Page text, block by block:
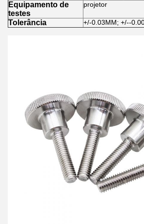
Equipamento de
testes
projetor
Tolerância +/-0.03MM; +/--